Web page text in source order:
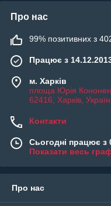
Про нас
99% позитивних з 402
Працює з
м. Харків
площа Юрія
62416, Харків,
Контакти
Сьогодні працює з
Показати весь
Про нас